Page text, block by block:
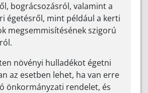
bográcsozásról, valamint a
égetésről, mint például a kerti
megsemmisítésének szigorú
növényi hulladékot égetni
az esetben lehet, ha van erre
önkormányzati rendelet, és